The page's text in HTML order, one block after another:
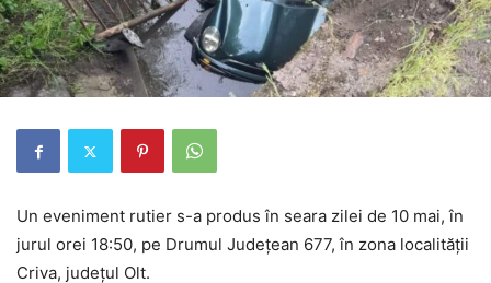
Un eveniment rutier s-a produs în seara zilei de 10 mai, în
jurul orei 18:50, pe Drumul Județean 677, în zona localității
Criva, județul Olt.